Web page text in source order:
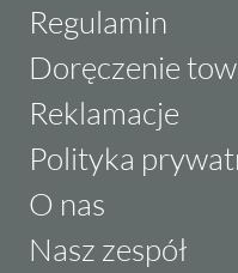
Regulamin
Doręczenie
Reklamacje
Polityka
O nas
Nasz zespół